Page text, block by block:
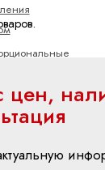
цен,